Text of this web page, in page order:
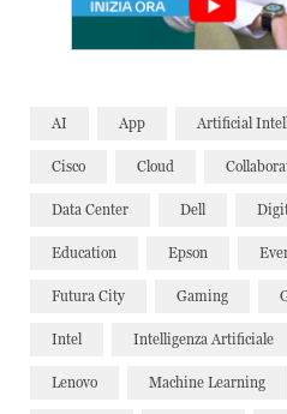
AI App Artificial
Cisco Cloud
Data Center Dell
Education Epson
Futura City Gaming
Intel Intelligenza Artificiale
Lenovo Machine Learning